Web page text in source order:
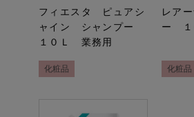
フィエスタ ピュアシ
ャイン シャンプー
１０Ｌ 業務用
化粧品
レア
ー １
化粧品